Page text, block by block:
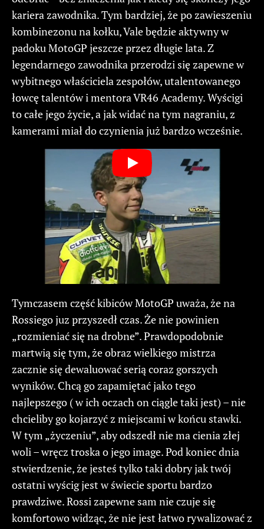
kariera zawodnika. Tym bardziej, że po zawieszeniu
kombinezonu na kołku, Vale będzie aktywny w
padoku MotoGP jeszcze przez długie lata. Z
legendarnego zawodnika przerodzi się zapewne w
wybitnego właściciela zespołów, utalentowanego
łowcę talentów i mentora VR46 Academy. Wyścigi
to całe jego życie, a jak widać na tym nagraniu, z
kamerami miał do czynienia już bardzo wcześnie.
Tymczasem część kibiców MotoGP uważa, że na
Rossiego juz przyszedł czas. Że nie powinien
„rozmieniać się na drobne”. Prawdopodobnie
martwią się tym, że obraz wielkiego mistrza
zacznie się dewaluować serią coraz gorszych
wyników. Chcą go zapamiętać jako tego
najlepszego ( w ich oczach on ciągle taki jest) – nie
chcieliby go kojarzyć z miejscami w końcu stawki.
W tym „życzeniu”, aby odszedł nie ma cienia złej
woli – wręcz troska o jego image. Pod koniec dnia
stwierdzenie, że jesteś tylko taki dobry jak twój
ostatni wyścig jest w świecie sportu bardzo
prawdziwe. Rossi zapewne sam nie czuje się
komfortowo widząc, że nie jest łatwo rywalizować z